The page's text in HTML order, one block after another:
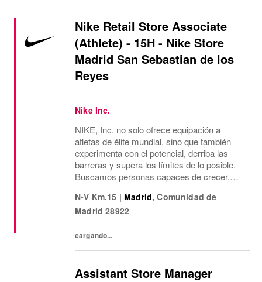
Nike Retail Store Associate
(Athlete) - 15H - Nike Store
Madrid San Sebastian de los
Reyes
Nike Inc.
NIKE, Inc. no solo ofrece equipación a
atletas de élite mundial, sino que también
experimenta con el potencial, derriba las
barreras y supera los límites de lo posible.
Buscamos personas capaces de crecer,
empresa anima a aceptar la diversidad y
fomentar la...
N-V Km.15 | Madrid,Comunidad de
Madrid 28922
cargando...
Assistant Store Manager